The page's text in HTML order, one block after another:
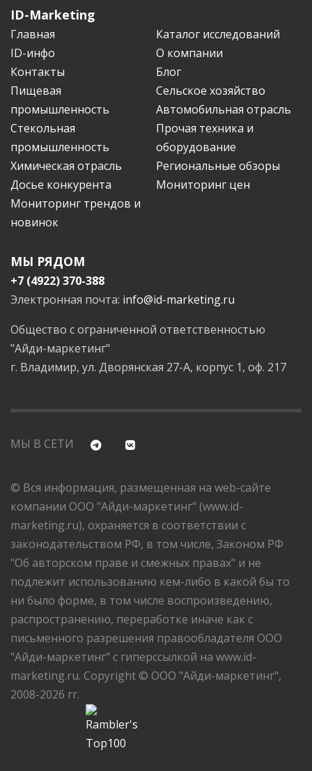
ID-Marketing
Главная
Каталог исследований
ID-инфо
О компании
Контакты
Блог
Пищевая
промышленность
Сельское хозяйство
Автомобильная отрасль
Стекольная
промышленность
Прочая техника и
оборудование
Химическая отрасль
Региональные обзоры
Досье конкурента
Мониторинг цен
Мониторинг трендов и
новинок
МЫ РЯДОМ
+7 (4922) 370-388
Электронная почта: info@id-marketing.ru
Общество с ограниченной ответственностью
"Айди-маркетинг"
г. Владимир, ул. Дворянская 27-А, корпус 1, оф. 217
МЫ В СЕТИ
© Вся информация, размещенная на web-сайте
компании ООО "Айди-маркетинг" (www.id-
marketing.ru), охраняется в соответствии с
законодательством РФ, в том числе, Законом РФ
"Об авторском праве и смежных правах" и не
подлежит использованию кем-либо в какой бы то
ни было форме, в том числе воспроизведению,
распространению, переработке иначе как с
письменного разрешения правообладателя ООО
"Айди-маркетинг" с гиперссылкой на www.id-
marketing.ru. Copyright © ООО "Айди-маркетинг",
2008-2026 гг.